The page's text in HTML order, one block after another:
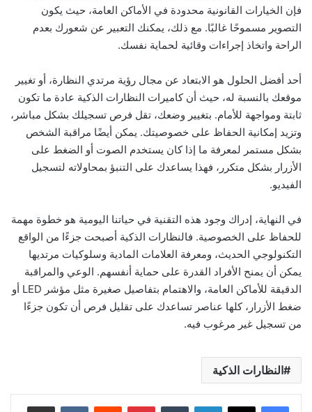
فإن الخيارات القانونية محدودة في الأماكن العامة، حيث يكون
التصوير مسموحًا غالبًا. مع ذلك، يمكنك التعبير عن شعورك بعدم
الراحة واتخاذ إجراءات وقائية لحماية نفسك.
أحد أفضل الحلول هو الابتعاد عن مجال رؤية مرتدي النظارة، أو تغيير
موقعك بالنسبة له، حيث أن كاميرات النظارات الذكية عادة ما تكون
ثابتة ومواجهة للأمام. بتغيير وضعك، تقل فرص تسجيلك بشكل مباشر،
وتزيد إمكانية الحفاظ على خصوصيتك. يمكن أيضًا مراقبة الشخص
بشكل مستمر لمعرفة ما إذا كان يستخدم الصوت أو الضغط على
الأزرار بشكل متكرر، فهذا يساعدك على التنبؤ بمحاولاته لتسجيل
الفيديو.
في النهاية، إدراك وجود هذه التقنية في حياتنا اليومية هو خطوة مهمة
للحفاظ على الخصوصية. فالنظارات الذكية أصبحت جزءًا من الواقع
التكنولوجي الحديث، ومعرفة العلامات المادية وسلوكيات مرتديها
يمكن أن يمنح الأفراد القدرة على حماية أنفسهم. الوعي والمراقبة
الدقيقة للأماكن العامة، والاهتمام بتفاصيل صغيرة مثل مؤشر LED أو
ضغط الأزرار، كلها عناصر تساعدك على تقليل فرص أن تكون جزءًا
من تسجيل غير مرغوب فيه.
النظارات الذكية
لينكدإن بينتيريست مشاركة عبر البريد